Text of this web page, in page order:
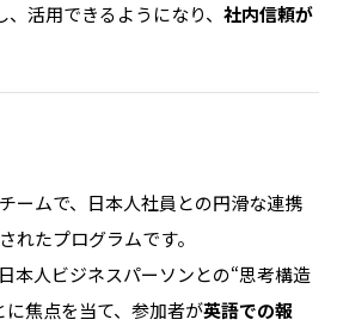
活用できるようになり、 社内信頼が
ームで、日本人社員との円滑な連携
れたプログラムです。
本人ビジネスパーソンとの“思考構造
焦点を当て、参加者が英語での報